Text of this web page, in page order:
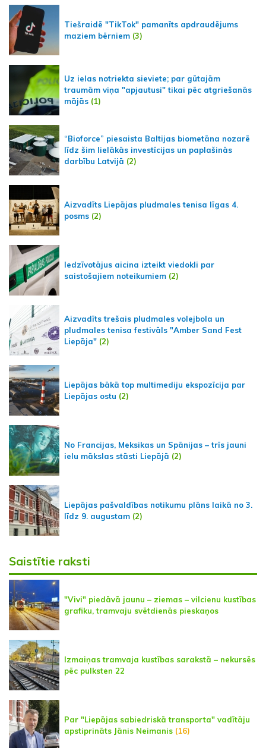
Tiešraidē "TikTok" pamanīts apdraudējums
maziem bērniem (3)
Uz ielas notriekta sieviete; par gūtajām
traumām viņa "apjautusi" tikai pēc atgriešanās
mājās (1)
“Bioforce” piesaista Baltijas biometāna nozarē
līdz šim lielākās investīcijas un paplašinās
darbību Latvijā (2)
Aizvadīts Liepājas pludmales tenisa līgas 4.
posms (2)
Iedzīvotājus aicina izteikt viedokli par
saistošajiem noteikumiem (2)
Aizvadīts trešais pludmales volejbola un
pludmales tenisa festivāls "Amber Sand Fest
Liepāja" (2)
Liepājas bākā top multimediju ekspozīcija par
Liepājas ostu (2)
No Francijas, Meksikas un Spānijas – trīs jauni
ielu mākslas stāsti Liepājā (2)
Liepājas pašvaldības notikumu plāns laikā no 3.
līdz 9. augustam (2)
Saistītie raksti
"Vivi" piedāvā jaunu – ziemas – vilcienu kustības
grafiku, tramvaju svētdienās pieskaņos
Izmaiņas tramvaja kustības sarakstā – nekursēs
pēc pulksten 22
Par "Liepājas sabiedriskā transporta" vadītāju
apstiprināts Jānis Neimanis (16)